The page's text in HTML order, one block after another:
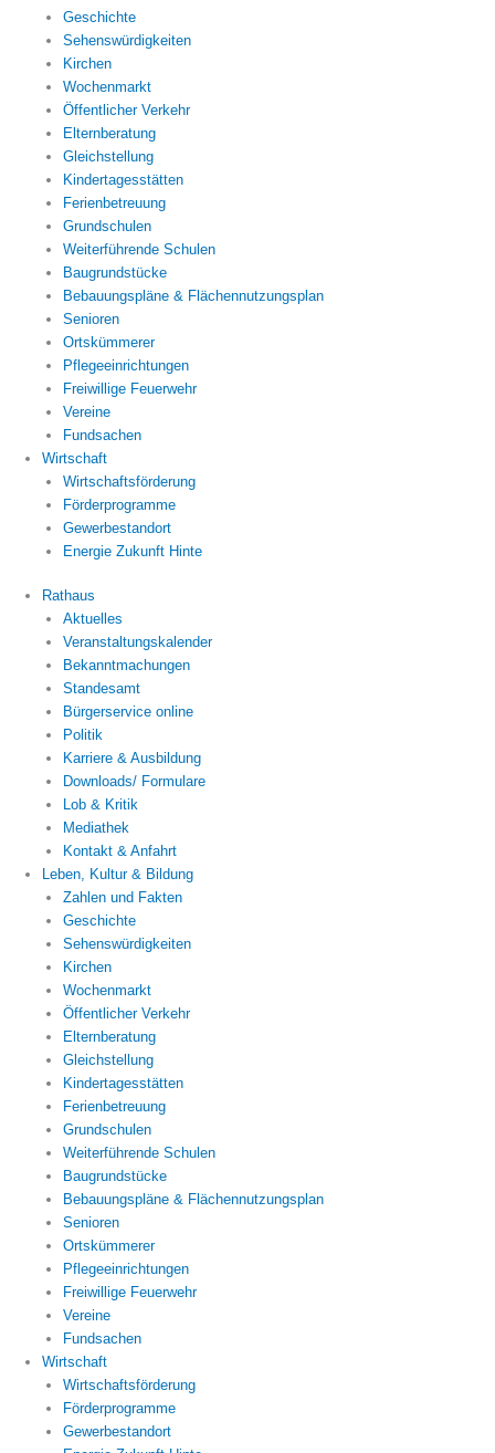
Geschichte
Sehenswürdigkeiten
Kirchen
Wochenmarkt
Öffentlicher Verkehr
Elternberatung
Gleichstellung
Kindertagesstätten
Ferienbetreuung
Grundschulen
Weiterführende Schulen
Baugrundstücke
Bebauungspläne & Flächennutzungsplan
Senioren
Ortskümmerer
Pflegeeinrichtungen
Freiwillige Feuerwehr
Vereine
Fundsachen
Wirtschaft
Wirtschaftsförderung
Förderprogramme
Gewerbestandort
Energie Zukunft Hinte
Rathaus
Aktuelles
Veranstaltungskalender
Bekanntmachungen
Standesamt
Bürgerservice online
Politik
Karriere & Ausbildung
Downloads/ Formulare
Lob & Kritik
Mediathek
Kontakt & Anfahrt
Leben, Kultur & Bildung
Zahlen und Fakten
Geschichte
Sehenswürdigkeiten
Kirchen
Wochenmarkt
Öffentlicher Verkehr
Elternberatung
Gleichstellung
Kindertagesstätten
Ferienbetreuung
Grundschulen
Weiterführende Schulen
Baugrundstücke
Bebauungspläne & Flächennutzungsplan
Senioren
Ortskümmerer
Pflegeeinrichtungen
Freiwillige Feuerwehr
Vereine
Fundsachen
Wirtschaft
Wirtschaftsförderung
Förderprogramme
Gewerbestandort